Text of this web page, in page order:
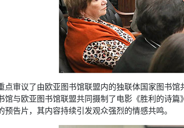
点审议了由欧亚图书馆联盟内的独联体国家图书
馆与欧亚图书馆联盟共同摄制了电影《胜利的诗
预告片，其内容持续引发观众强烈的情感共鸣。